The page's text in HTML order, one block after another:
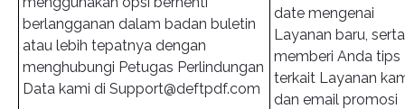
berlangganan dalam badan buletin
atau lebih tepatnya dengan
menghubungi Petugas Perlindungan
Data kami di Support@deftpdf.com
date mengenai
Layanan baru, serta
memberi Anda tips
terkait Layanan
dan email promosi